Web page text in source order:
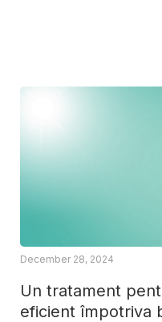
Un tratament
eficient împotriva
December 28, 2024